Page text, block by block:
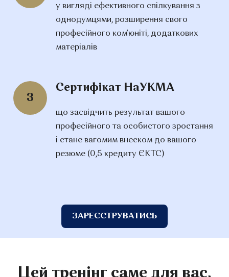
у вигляді ефективного спілкування з
однодумцями, розширення свого
професійного ком'юніті, додаткових
матеріалів
3
Сертифікат НаУКМА
що засвідчить результат вашого
професійного та особистого зростання
і стане вагомим внеском до вашого
резюме (0,5 кредиту ЄКТС)
ЗАРЕЄСТРУВАТИСЬ
Цей тренінг саме для вас,